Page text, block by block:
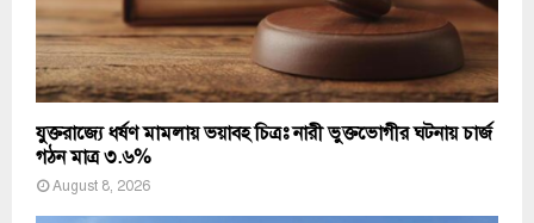
যুক্তরাজ্যে ধর্ষণ মামলায় ভয়াবহ চিত্রঃ নারী ভুক্তভোগীর ঘটনায় চার্জ
গঠন মাত্র ৩.৬%
August 8, 2026